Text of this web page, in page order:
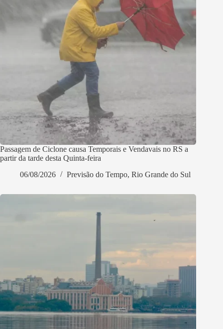
Passagem de Ciclone causa Temporais e Vendavais no RS a
partir da tarde desta Quinta-feira
06/08/2026
Previsão do Tempo, Rio Grande do Sul